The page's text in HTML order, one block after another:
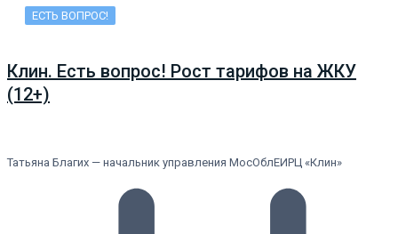
ЕСТЬ ВОПРОС!
Клин. Есть вопрос! Рост тарифов на ЖКУ
(12+)
Татьяна Благих — начальник управления МосОблЕИРЦ «Клин»